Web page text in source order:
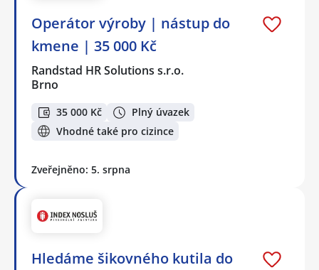
Operátor výroby | nástup do
kmene | 35 000 Kč
Randstad HR Solutions s.r.o.
Brno
35 000 Kč
Plný úvazek
Vhodné také pro cizince
Zveřejněno: 5. srpna
Hledáme šikovného kutila do